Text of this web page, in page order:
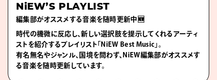
NiEW’S PLAYLIST
編集部がオススメする音楽を随時更新中🆕
時代の機微に反応し、新しい選択肢を提示してくれるアーティ
ストを紹介するプレイリスト「NiEW Best Music」。
有名無名やジャンル、国境を問わず、NiEW編集部がオススメす
る音楽を随時更新しています。